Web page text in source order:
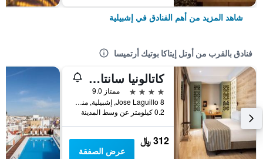
شاهد المزيد من أهم الفنادق في إشبيلية
فنادق بالقرب من أوتل إيتاكا بوتيك أرتميسا
كاتالونيا سانتا جوستا
4 نجوم
ممتاز 9.0
Jose Laguillo 8, إشبيلية, منطقة أندلوسيا, أسبانيا
0.2 كيلومتر عن وسط المدينة
312 ﷼
عرض الصفقة